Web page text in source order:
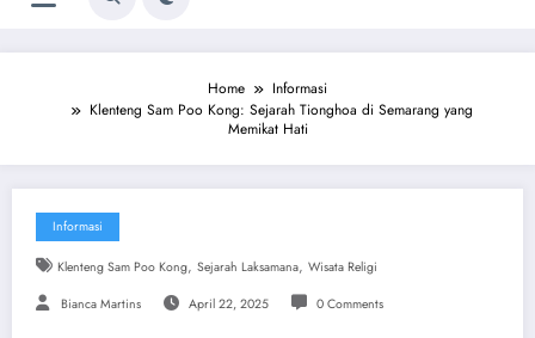
Home
Informasi
Klenteng Sam Poo Kong: Sejarah Tionghoa di Semarang yang
Memikat Hati
Informasi
Klenteng Sam Poo Kong, Sejarah Laksamana, Wisata Religi
Bianca Martins April 22, 2025 0 Comments